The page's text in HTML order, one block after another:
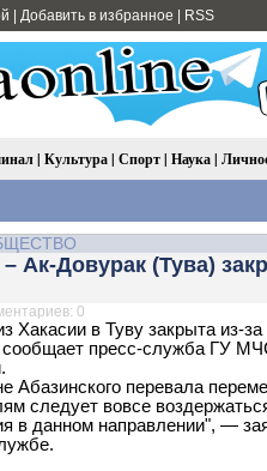
Добавить в избранное RSS
| Культура| Спорт| Наука|
Ак-Довурак (Тува)
0
Хакасии в Туву закрыта из-
сообщает пресс-служба ГУ
Абазинского перевала
следует вовсе
в данном направлении", —